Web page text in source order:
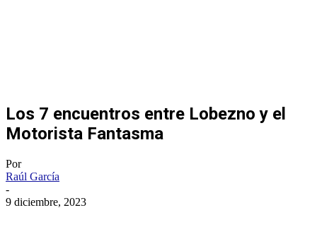
Los 7 encuentros entre Lobezno y el
Motorista Fantasma
Por
Raúl García
-
9 diciembre, 2023